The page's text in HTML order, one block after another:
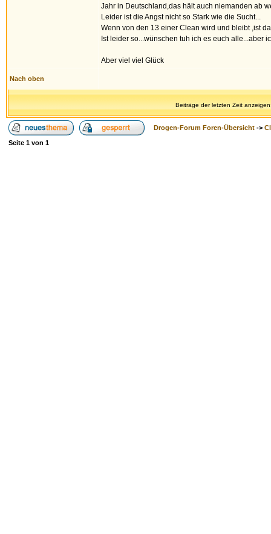
Jahr in Deutschland,das hält auch niemanden ab
Leider ist die Angst nicht so Stark wie die Sucht...
Wenn von den 13 einer Clean wird und bleibt ,ist
Ist leider so...wünschen tuh ich es euch alle...aber
Aber viel viel Glück
Nach oben
Beiträge der letzten Zeit
Drogen-Forum Foren-Übersicht ->
Seite 1 von 1